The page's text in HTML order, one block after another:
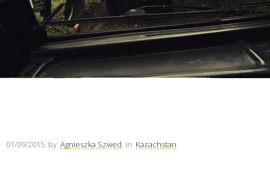
01/09/2015 by Agnieszka Szwed in Kazachstan